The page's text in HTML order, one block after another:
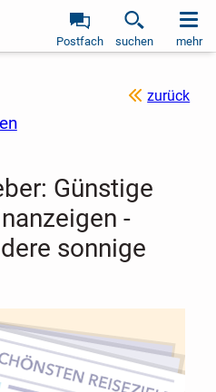
Postfach suchen mehr
zurück
Günstige
-
sonnige